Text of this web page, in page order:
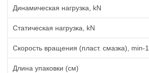
Динамическая нагрузка, kN
Статическая нагрузка, kN
Скорость вращения (пласт. смазка), min-1
Длина упаковки (см)